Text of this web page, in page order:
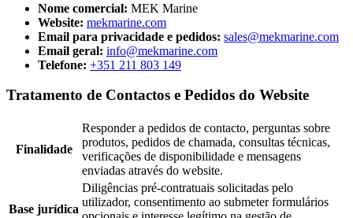
Nome comercial: MEK Marine
Website: mekmarine.com
Email para privacidade e pedidos: sales@mekmarine.com
Email geral: info@mekmarine.com
Telefone: +351 211 803 149
Tratamento de Contactos e Pedidos do Website
Finalidade
Responder a pedidos de contacto, perguntas sobre
produtos, pedidos de chamada, consultas técnicas,
verificações de disponibilidade e mensagens
enviadas através do website.
Base jurídica
Diligências pré-contratuais solicitadas pelo
utilizador, consentimento ao submeter formulários